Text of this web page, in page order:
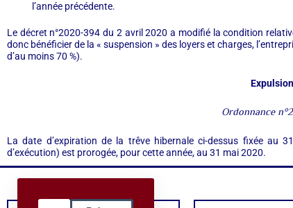
l’année précédente.
Le décret n°2020-394 du 2 avril 2020 a modifié la condition
donc bénéficier de la « suspension » des loyers et charges,
d’au moins 70 %).
Ordonnance
La date d’expiration de la trêve hibernale ci-dessus fixée au
d’exécution) est prorogée, pour cette année, au 31 mai 2020.